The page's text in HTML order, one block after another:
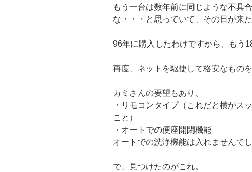
もう一台は数年前に同じような不具
な・・・と思っていて、その日が来
96年に購入したわけですから、もう
再度、ネットを駆使して格安なものを
カミさんの要望もあり、
・リモコンタイプ（これだと横がス
こと）
・オートでの便座開閉機能
オートでの洗浄機能は入れませんでし
で、見つけたのがこれ。